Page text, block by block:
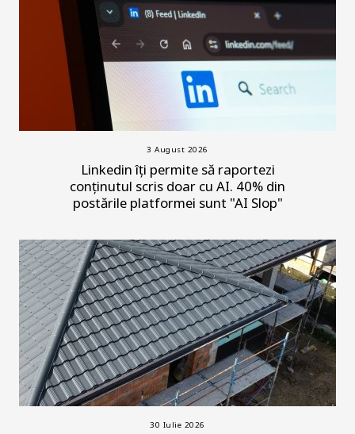
3 August 2026
Linkedin îți permite să raportezi
conținutul scris doar cu AI. 40% din
postările platformei sunt "AI Slop"
30 Iulie 2026